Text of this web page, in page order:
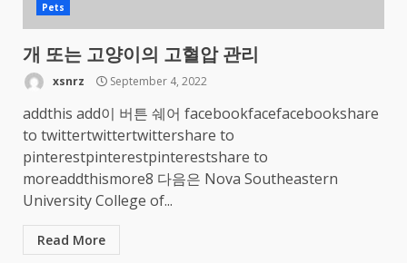
Pets
개 또는 고양이의 고혈압 관리
xsnrz September 4, 2022
addthis add이 버튼 쉐어 facebookfacefacebookshare
to twittertwittertwittershare to
pinterestpinterestpinterestshare to
moreaddthismore8 다음은 Nova Southeastern
University College of...
Read More